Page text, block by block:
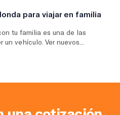
para viajar en familia
tu familia es una de las
vehículo. Ver nuevos...